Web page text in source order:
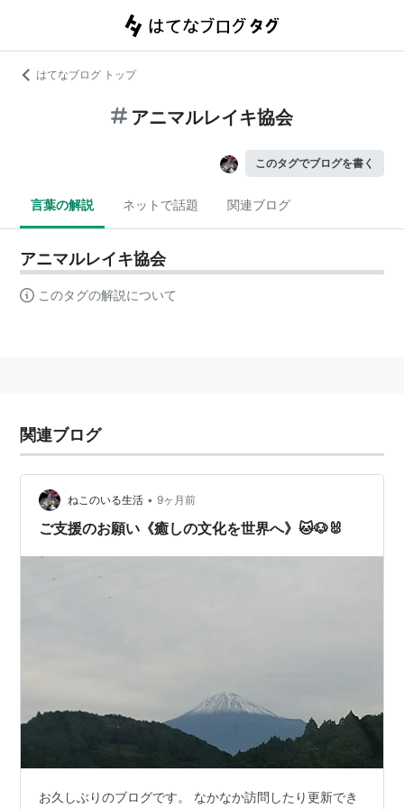
はてなブログ トップ
アニマルレイキ協会
このタグでブログを書く
言葉の解説 ネットで話題 関連ブログ
アニマルレイキ協会
このタグの解説について
関連ブログ
ねこのいる生活 • 9ヶ月前
ご支援のお願い《癒しの文化を世界へ》🐱🐶🐰
お久しぶりのブログです。 なかなか訪問したり更新でき